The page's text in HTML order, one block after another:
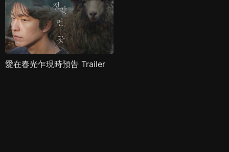
愛在春光乍現時預告 Trailer